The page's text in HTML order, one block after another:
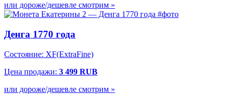
или дороже/дешевле смотрим »
Денга 1770 года
Состояние: XF(ExtraFine)
Цена продажи: 3 499 RUB
или дороже/дешевле смотрим »